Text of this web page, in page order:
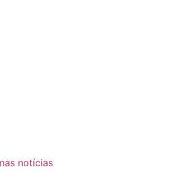
notícias